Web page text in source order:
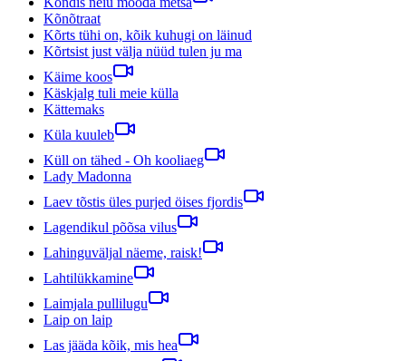
Kõnõtraat
Kõrts tühi on, kõik kuhugi on läinud
Kõrtsist just välja nüüd tulen ju ma
Käime koos
Käskjalg tuli meie külla
Kättemaks
Küla kuuleb
Küll on tähed - Oh kooliaeg
Lady Madonna
Laev tõstis üles purjed öises fjordis
Lagendikul põõsa vilus
Lahinguväljal näeme, raisk!
Lahtilükkamine
Laimjala pullilugu
Laip on laip
Las jääda kõik, mis hea